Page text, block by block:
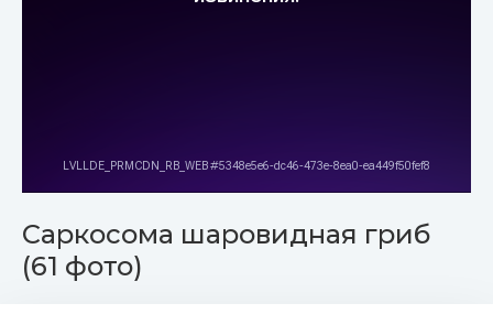
Саркосома шаровидная гриб
(61 фото)